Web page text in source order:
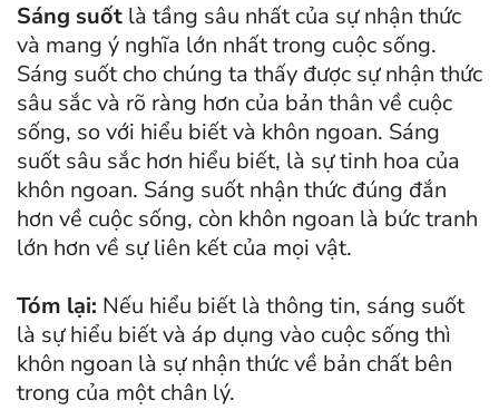
Sáng suốt là tầng sâu nhất của sự nhận thức
và mang ý nghĩa lớn nhất trong cuộc sống.
Sáng suốt cho chúng ta thấy được sự nhận thức
sâu sắc và rõ ràng hơn của bản thân về cuộc
sống, so với hiểu biết và khôn ngoan. Sáng
suốt sâu sắc hơn hiểu biết, là sự tinh hoa của
khôn ngoan. Sáng suốt nhận thức đúng đắn
hơn về cuộc sống, còn khôn ngoan là bức tranh
lớn hơn về sự liên kết của mọi vật.
Tóm lại: Nếu hiểu biết là thông tin, sáng suốt
là sự hiểu biết và áp dụng vào cuộc sống thì
khôn ngoan là sự nhận thức về bản chất bên
trong của một chân lý.